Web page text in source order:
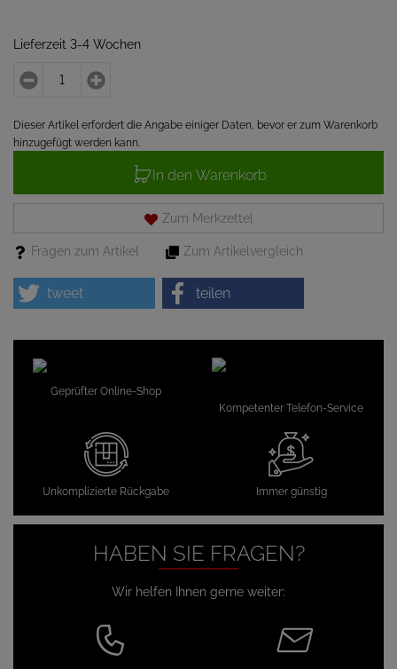
Lieferzeit 3-4 Wochen
Dieser Artikel erfordert die Angabe einiger Daten, bevor er zum Warenkorb
hinzugefügt werden kann.
In den Warenkorb
Zum Merkzettel
Fragen zum Artikel Zum Artikelvergleich
tweet teilen
Geprüfter Online-Shop
Kompetenter Telefon-Service
Unkomplizierte Rückgabe Immer günstig
HABEN SIE FRAGEN?
Wir helfen Ihnen gerne weiter: